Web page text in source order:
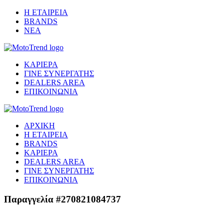
Η ΕΤΑΙΡΕΙΑ
BRANDS
ΝΕΑ
ΚΑΡΙΕΡΑ
ΓΙΝΕ ΣΥΝΕΡΓΑΤΗΣ
DEALERS AREA
ΕΠΙΚΟΙΝΩΝΙΑ
ΑΡΧΙΚΗ
Η ΕΤΑΙΡΕΙΑ
BRANDS
ΚΑΡΙΕΡΑ
DEALERS AREA
ΓΙΝΕ ΣΥΝΕΡΓΑΤΗΣ
ΕΠΙΚΟΙΝΩΝΙΑ
Παραγγελία #270821084737